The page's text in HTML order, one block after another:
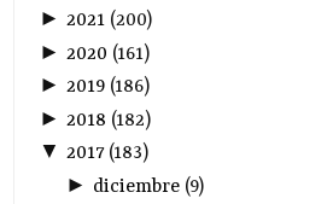
►2021 (200)
► 2020 (161)
►2019 (186)
► 2018 (182)
▼2017(183)
► diciembre(9)